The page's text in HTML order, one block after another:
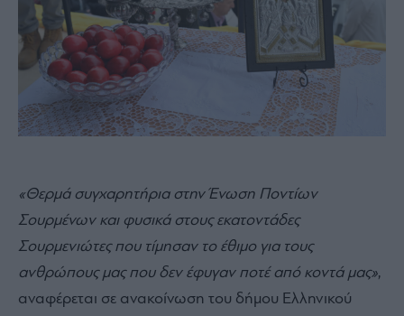
«Θερμά συγχαρητήρια στην Ένωση Ποντίων
Σουρμένων και φυσικά στους εκατοντάδες
Σουρμενιώτες που τίμησαν το έθιμο για τους
ανθρώπους μας που δεν έφυγαν ποτέ από κοντά μας»,
αναφέρεται σε ανακοίνωση του δήμου Ελληνικού